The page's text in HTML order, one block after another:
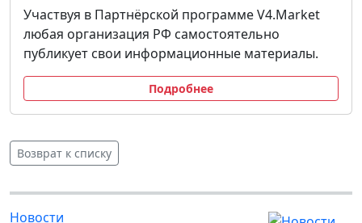
Участвуя в Партнёрской программе V4.Market
любая организация РФ самостоятельно
публикует свои информационные материалы.
Подробнее
Возврат к списку
Новости